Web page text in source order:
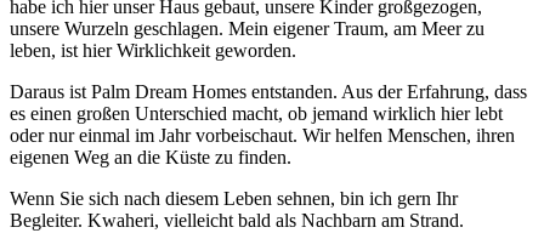
habe ich hier unser Haus gebaut, unsere Kinder großgezogen,
unsere Wurzeln geschlagen. Mein eigener Traum, am Meer zu
leben, ist hier Wirklichkeit geworden.
Daraus ist Palm Dream Homes entstanden. Aus der Erfahrung, dass
es einen großen Unterschied macht, ob jemand wirklich hier lebt
oder nur einmal im Jahr vorbeischaut. Wir helfen Menschen, ihren
eigenen Weg an die Küste zu finden.
Wenn Sie sich nach diesem Leben sehnen, bin ich gern Ihr
Begleiter. Kwaheri, vielleicht bald als Nachbarn am Strand.